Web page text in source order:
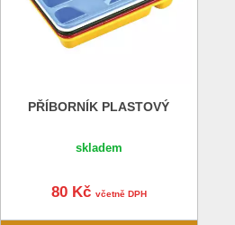
PŘÍBORNÍK PLASTOVÝ
skladem
80 Kč včetně DPH